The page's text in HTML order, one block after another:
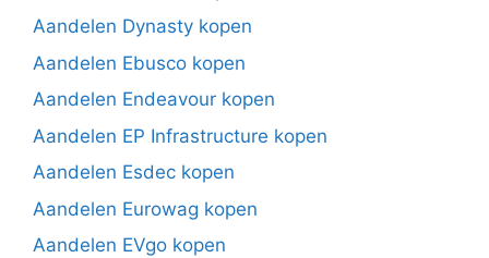
Aandelen Dynasty kopen
Aandelen Ebusco kopen
Aandelen Endeavour kopen
Aandelen EP Infrastructure kopen
Aandelen Esdec kopen
Aandelen Eurowag kopen
Aandelen EVgo kopen